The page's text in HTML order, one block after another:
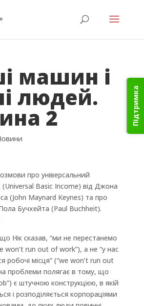
Підтримка
машин і
людей.
2
про універсальний
Basic Income) від Джона
(John Maynard Keynes) та про
Бучхейта (Paul Buchheit).
Нік сказав, “ми не перестанемо
won’t run out of work”), а не “у нас
робочі місця” (“we won’t run out
проблеми полягає в тому, що
є штучною конструкцією, в якій
і розподіляється корпораціями